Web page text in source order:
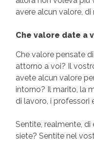
avere alcun valore,
Che valore date a
Che valore pensate
attorno a voi? Il
avete alcun valore
intorno? Il marito, la
di lavoro, i professori
Sentite, realmente,
siete? Sentite nel